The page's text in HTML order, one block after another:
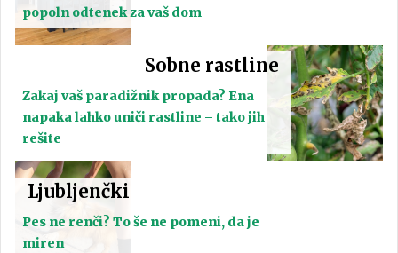
popoln odtenek za vaš dom
Sobne rastline
Zakaj vaš paradižnik propada? Ena
napaka lahko uniči rastline – tako jih
rešite
Ljubljenčki
Pes ne renči? To še ne pomeni, da je
miren